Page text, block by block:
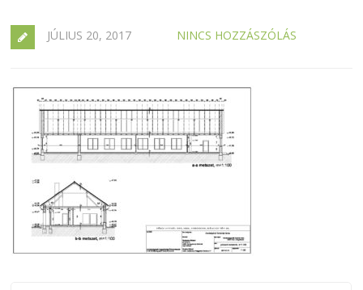
JÚLIUS 20, 2017 NINCS HOZZÁSZÓLÁS